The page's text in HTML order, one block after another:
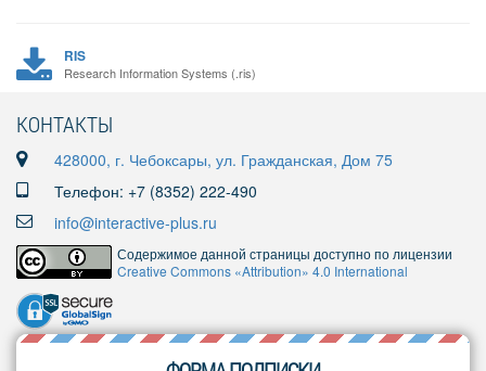
RIS
Research Information Systems (.ris)
КОНТАКТЫ
428000, г. Чебоксары, ул. Гражданская, Дом 75
Телефон: +7 (8352) 222-490
info@interactive-plus.ru
Содержимое данной страницы доступно по лицензии
Creative Commons «Attribution» 4.0 International